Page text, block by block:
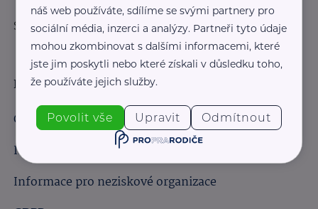
Sledujte nás:
Důležité odkazy
Obchodní podmínky
Informace pro obchodní partnery
Informace pro neziskové organizace
náš web používáte, sdílíme se svými partnery pro
sociální média, inzerci a analýzy. Partneři tyto údaje
mohou zkombinovat s dalšími informacemi, které
jste jim poskytli nebo které získali v důsledku toho,
že používáte jejich služby.
Povolit vše Upravit Odmítnout